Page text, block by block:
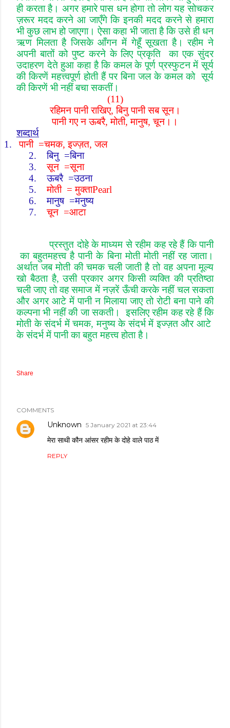
ही करता है। अगर हमारे पास धन होगा तो लोग यह सोचकर
ज़रूर मदद करने आ जाएँगे कि इनकी मदद करने से हमारा
भी कुछ लाभ हो जाएगा। ऐसा कहा भी जाता है कि उसे ही धन
ऋण मिलता है जिसके आँगन में गेहूँ सूखता है। रहीम ने
अपनी बातों को पुष्ट करने के लिए प्रकृति का एक सुंदर
उदाहरण देते हुआ कहा है कि कमल के पूर्ण प्रस्फुटन में सूर्य
की किरणें महत्त्वपूर्ण होती हैं पर बिना जल के कमल को सूर्य
की किरणें भी नहीं बचा सकतीं।
(11)
रहिमन पानी राखिए,बिनु पानी सब सून।
पानी गए न ऊबरै,मोती,मानुष,चून।।
शब्दार्थ
1.
पानी =चमक,इज्ज़त,जल
2.
बिनु =बिना
3.
सून =सूना
4.
ऊबरै =उठना
5.
मोती = मुक्ताPearl
6.
मानुष =मनुष्य
7.
चून =आटा
प्रस्तुत दोहे के माध्यम से रहीम कह रहे हैं कि पानी
का बहुतमहत्त्व है पानी के बिना मोती मोती नहीं रह जाता।
अर्थात जब मोती की चमक चली जाती है तो वह अपना मूल्य
खो बैठता है,उसी प्रकार अगर किसी व्यक्ति की प्रतिष्ठा
चली जाए तो वह समाज में नज़रें ऊँची करके नहीं चल सकता
और अगर आटे में पानी न मिलाया जाए तो रोटी बना पाने की
कल्पना भी नहीं की जा सकती। इसलिए रहीम कह रहे हैं कि
मोती के संदर्भ में चमक,मनुष्य के संदर्भ में इज्ज़त और आटे
के संदर्भ में पानी का बहुत महत्त्व होता है।
Share
COMMENTS
Unknown 5 January 2021 at 23:44
मेरा साथी कौन आंसर रहीम के दोहे वाले पाठ में
REPLY